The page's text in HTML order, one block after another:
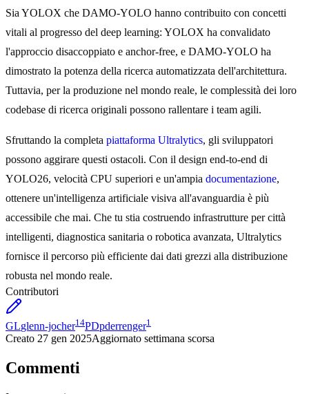
Sia YOLOX che DAMO-YOLO hanno contribuito con concetti
vitali al progresso del deep learning: YOLOX ha convalidato
l'approccio disaccoppiato e anchor-free, e DAMO-YOLO ha
dimostrato la potenza della ricerca automatizzata dell'architettura.
Tuttavia, per la produzione nel mondo reale, le complessità dei loro
codebase di ricerca originali possono rallentare i team agili.
Sfruttando la completa piattaforma Ultralytics, gli sviluppatori
possono aggirare questi ostacoli. Con il design end-to-end di
YOLO26, velocità CPU superiori e un'ampia documentazione,
ottenere un'intelligenza artificiale visiva all'avanguardia è più
accessibile che mai. Che tu stia costruendo infrastrutture per città
intelligenti, diagnostica sanitaria o robotica avanzata, Ultralytics
fornisce il percorso più efficiente dai dati grezzi alla distribuzione
robusta nel mondo reale.
Contributori
GLglenn-jocher14PDpderrenger1
Creato 27 gen 2025Aggiornato settimana scorsa
Commenti